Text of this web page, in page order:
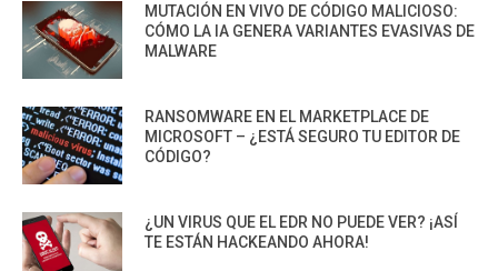
MUTACIÓN EN VIVO DE CÓDIGO MALICIOSO:
CÓMO LA IA GENERA VARIANTES EVASIVAS DE
MALWARE
RANSOMWARE EN EL MARKETPLACE DE
MICROSOFT – ¿ESTÁ SEGURO TU EDITOR DE
CÓDIGO?
¿UN VIRUS QUE EL EDR NO PUEDE VER? ¡ASÍ
TE ESTÁN HACKEANDO AHORA!